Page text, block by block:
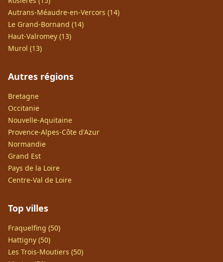
Autrans-Méaudre-en-Vercors (14)
Le Grand-Bornand (14)
Haut-Valromey (13)
Murol (13)
Autres régions
Bretagne
Occitanie
Nouvelle-Aquitaine
Provence-Alpes-Côte d'Azur
Normandie
Grand Est
Pays de la Loire
Centre-Val de Loire
Top villes
Fraquelfing (50)
Hattigny (50)
Les Trois-Moutiers (50)